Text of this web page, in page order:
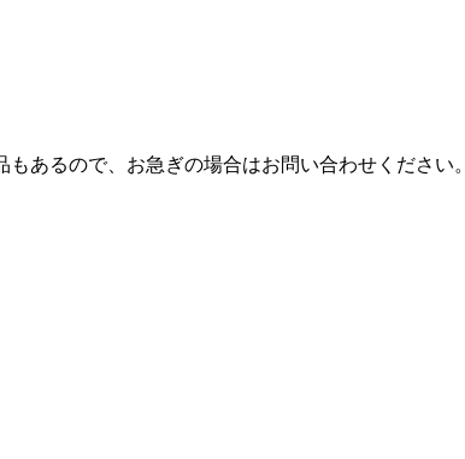
あるので、お急ぎの場合はお問い合わせください。